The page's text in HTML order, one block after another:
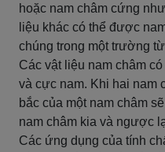
hoặc nam châm cứng
liệu khác có thể được
chúng trong một trường
Các vật liệu nam châm
và cực nam. Khi hai nam
bắc của một nam châm
nam châm kia và ngược
Các ứng dụng của tính